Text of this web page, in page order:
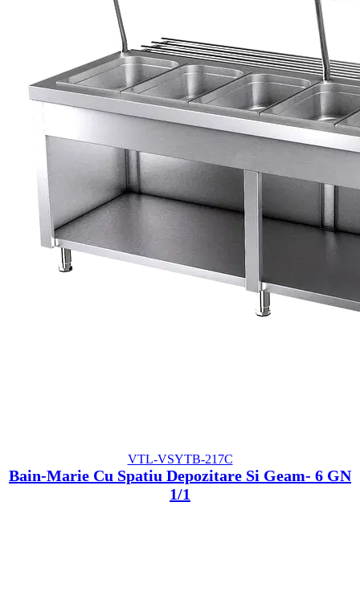
VTL-VSYTB-217C
Bain-Marie Cu Spatiu Depozitare Si Geam- 6 GN
1/1